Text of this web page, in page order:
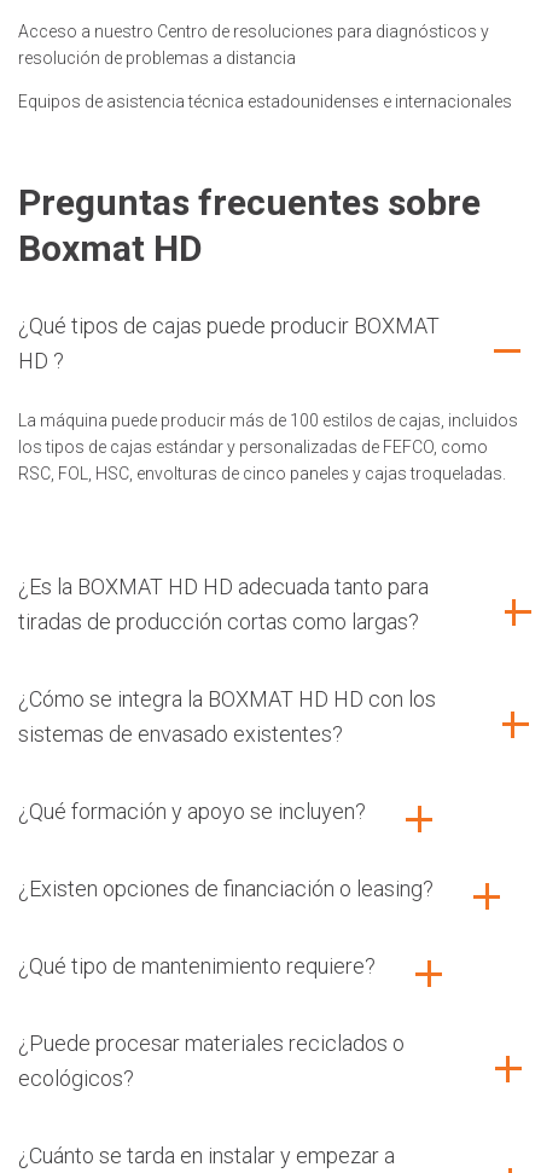
Acceso a nuestro Centro de resoluciones para diagnósticos y
resolución de problemas a distancia
Equipos de asistencia técnica estadounidenses e internacionales
Preguntas frecuentes sobre
Boxmat HD
¿Qué tipos de cajas puede producir BOXMAT
HD ?
La máquina puede producir más de 100 estilos de cajas, incluidos
los tipos de cajas estándar y personalizadas de FEFCO, como
RSC, FOL, HSC, envolturas de cinco paneles y cajas troqueladas.
¿Es la BOXMAT HD HD adecuada tanto para
tiradas de producción cortas como largas?
¿Cómo se integra la BOXMAT HD HD con los
sistemas de envasado existentes?
¿Qué formación y apoyo se incluyen?
¿Existen opciones de financiación o leasing?
¿Qué tipo de mantenimiento requiere?
¿Puede procesar materiales reciclados o
ecológicos?
¿Cuánto se tarda en instalar y empezar a